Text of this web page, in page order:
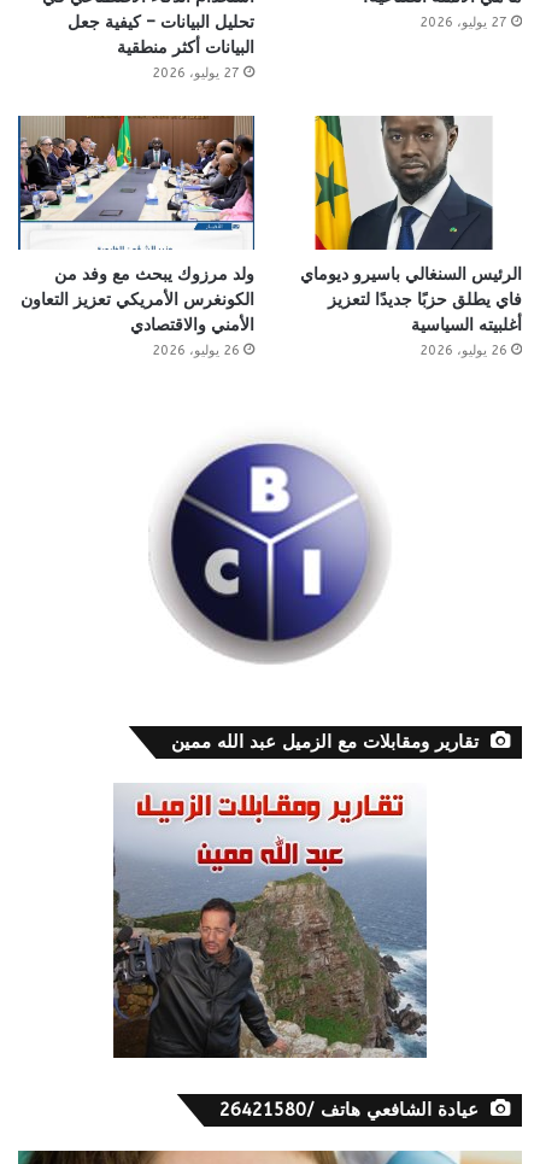
27 يوليو، 2026
تحليل البيانات – كيفية جعل
البيانات أكثر منطقية
27 يوليو، 2026
الرئيس السنغالي باسيرو ديوماي
فاي يطلق حزبًا جديدًا لتعزيز
أغلبيته السياسية
26 يوليو، 2026
ولد مرزوك يبحث مع وفد من
الكونغرس الأمريكي تعزيز التعاون
الأمني والاقتصادي
26 يوليو، 2026
تقارير ومقابلات مع الزميل عبد الله ممين
عيادة الشافعي هاتف /26421580